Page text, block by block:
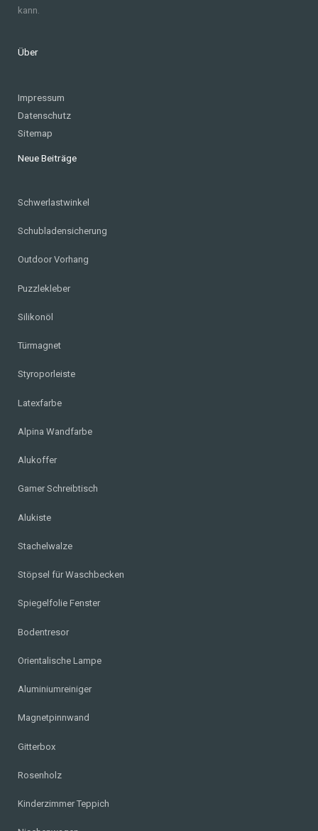
kann.
Über
Impressum
Datenschutz
Sitemap
Neue Beiträge
Schwerlastwinkel
Schubladensicherung
Outdoor Vorhang
Puzzlekleber
Silikonöl
Türmagnet
Styroporleiste
Latexfarbe
Alpina Wandfarbe
Alukoffer
Gamer Schreibtisch
Alukiste
Stachelwalze
Stöpsel für Waschbecken
Spiegelfolie Fenster
Bodentresor
Orientalische Lampe
Aluminiumreiniger
Magnetpinnwand
Gitterbox
Rosenholz
Kinderzimmer Teppich